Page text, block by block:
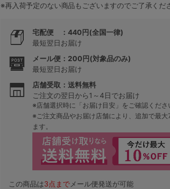
※再入荷予定のない商品もございますのでご了承くだ
宅配便 ：440円(全国一律)
最短翌日お届け
メール便：200円(対象品のみ)
最短翌日お届け
店舗受取：送料無料
ご注文の翌日から1～4日でお届け
※店舗選択時に「お届け目安」をご確認くださ
※ご注文商品やお届け店舗により、追加で最大
ます。
この商品は3点まで メール便発送が可能